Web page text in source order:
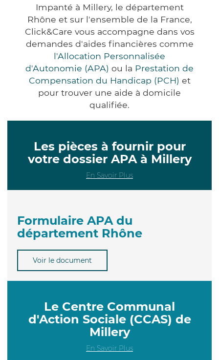
Impanté à Millery, le département
Rhône et sur l'ensemble de la France,
Click&Care vous accompagne dans vos
demandes d'aides financières comme
l'Allocation Personnalisée
d'Autonomie (APA) ou la Prestation de
Compensation du Handicap (PCH) et
pour trouver une aide à domicile
qualifiée.
Les pièces à fournir pour
votre dossier APA à Millery
En Savoir Plus
Formulaire APA du
département Rhône
Voir le document
Le Centre Communal
d'Action Sociale (CCAS) de
Millery
En Savoir Plus